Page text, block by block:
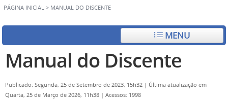
PÁGINA INICIAL > MANUAL DO DISCENTE
MENU
Manual do Discente
Publicado: Segunda, 25 de Setembro de 2023, 15h32 | Última atualização em
Quarta, 25 de Março de 2026, 11h38 | Acessos: 1998